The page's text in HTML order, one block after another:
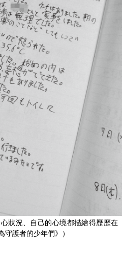
狀況、自己的心境都描繪得歷歷在
守護者的少年們》）